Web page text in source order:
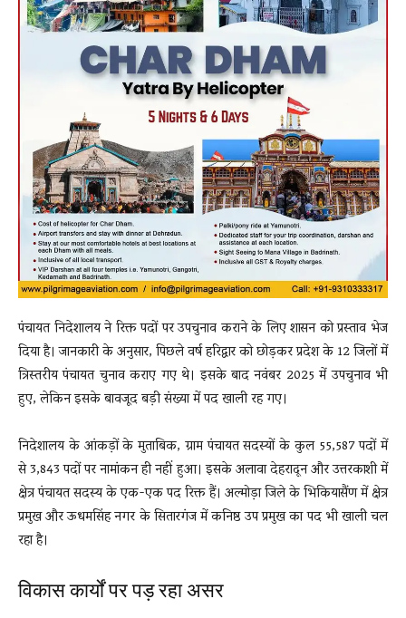
पंचायत निदेशालय ने रिक्त पदों पर उपचुनाव कराने के लिए शासन को प्रस्ताव भेज
दिया है। जानकारी के अनुसार, पिछले वर्ष हरिद्वार को छोड़कर प्रदेश के 12 जिलों में
त्रिस्तरीय पंचायत चुनाव कराए गए थे। इसके बाद नवंबर 2025 में उपचुनाव भी
हुए, लेकिन इसके बावजूद बड़ी संख्या में पद खाली रह गए।
निदेशालय के आंकड़ों के मुताबिक, ग्राम पंचायत सदस्यों के कुल 55,587 पदों में
से 3,843 पदों पर नामांकन ही नहीं हुआ। इसके अलावा देहरादून और उत्तरकाशी में
क्षेत्र पंचायत सदस्य के एक-एक पद रिक्त हैं। अल्मोड़ा जिले के भिकियासैंण में क्षेत्र
प्रमुख और ऊधमसिंह नगर के सितारगंज में कनिष्ठ उप प्रमुख का पद भी खाली चल
रहा है।
विकास कार्यों पर पड़ रहा असर